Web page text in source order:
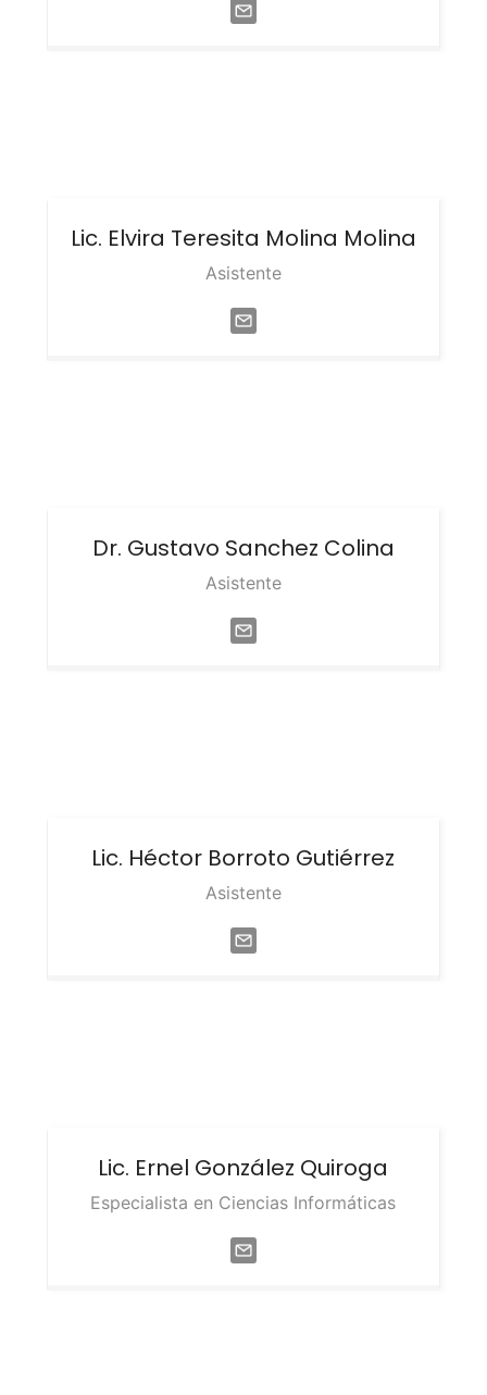
Lic. Elvira Teresita Molina Molina
Asistente
Dr. Gustavo Sanchez Colina
Asistente
Lic. Héctor Borroto Gutiérrez
Asistente
Lic. Ernel González Quiroga
Especialista en Ciencias Informáticas